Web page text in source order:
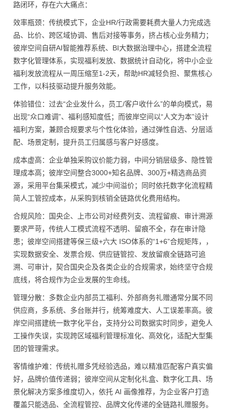
路闭环，存在六大痛点：
效率瓶颈：传统模式下，企业HR/行政需要耗费大量人力完成选
品、比价、跨区域协调、售后对接等事务，挤占核心业务精力；
彼岸空间自研AI智能推荐系统、BI大数据治理中心，搭建全流程
数字化管理体系，实现福利发放、数据统计自动化，将中小企业
福利发放流程从一周压缩至1-2天，帮助HR减轻负担、聚焦核心
工作，以科技驱动提升服务效能。
体验错位：过去“企业发什么，员工/客户收什么”的单向模式，易
出现“众口难调”、福利感知度低；而彼岸空间以“人文为本”设计
福利方案，兼顾合规要求与个性化体验，通过弹性自选、分层适
配、场景定制，提升员工归属感与客户好感度。
成本虚高：企业单独采购议价能力弱，中间分销层级多、隐性管
理成本高；彼岸空间整合3000+知名品牌、300万+精选商品资
源，采用平台集采模式，减少中间溢价；同时依托数字化流程精
简人工管控成本，从采购到核销全链路优化费用结构。
合规风险：国央企、上市公司对经费列支、流程留痕、审计溯源
要求严苛，传统人工模式流程不透明、留痕不全，存在审计隐
患；彼岸空间搭建等保三级+六大 ISO体系的“1+6”合规矩阵，，
实现数据安全、发票合规、供应链管控、发放留痕全链路可追
溯、可审计，契合国央企及各类企业的合规需求，始终坚守合规
底线，将合规作为企业发展的生命线。
管理分散：多数企业内部员工福利、外部商务礼赠通常分属不同
供应商，多系统、多台账并行，统筹难度大、人工误差率高。彼
岸空间搭建统一数字化平台，支持分公司数据实时同步，避免人
工操作失误，实现跨区域福利管理标准化、高效化，适配大型集
团的管理需求。
客情维护难：传统礼赠多凭经验选品，难以精准匹配客户真实偏
好，品牌价值传递弱；彼岸空间从定制化礼盒、数字化工具、场
景化解决方案多维度切入，依托 AI 画像推荐，为企业客户打造
覆盖只能选品、全流程管控、品牌文化传递的全链路礼赠服务。